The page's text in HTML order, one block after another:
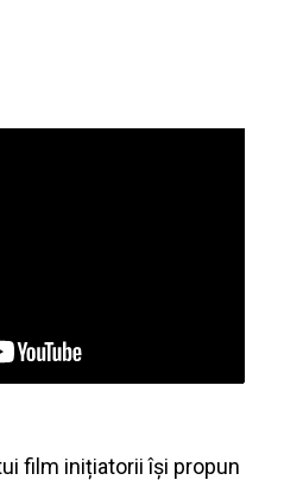
film inițiatorii își propun